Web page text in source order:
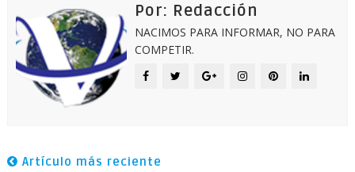
Por: Redacción
NACIMOS PARA INFORMAR, NO PARA
COMPETIR.
Artículo más reciente